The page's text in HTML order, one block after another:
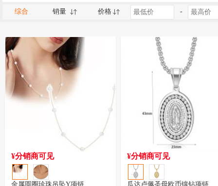
综合 销量 价格 -
¥分销商可见
金属圆圈珍珠吊坠Y项链
¥分销商可见
瓜达卢佩圣母欧币镶钻项链